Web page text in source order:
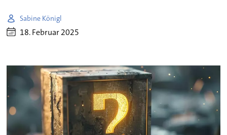
Sabine Königl
18. Februar 2025